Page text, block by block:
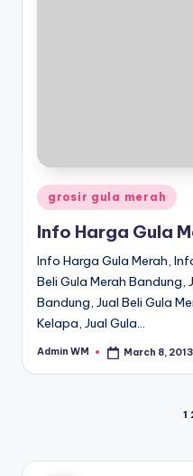
Posted
grosir gula merah
Info Harga Gula
Info Harga Gula Merah,
Beli Gula Merah Bandung,
Bandung, Jual Beli Gula
Kelapa, Jual Gula…
Posted
Admin WM March 8, 2013
pagination
1